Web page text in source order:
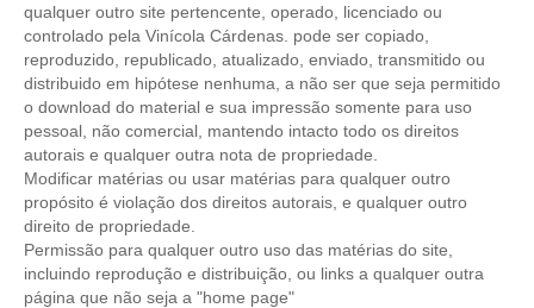
qualquer outro site pertencente, operado, licenciado ou
controlado pela Vinícola Cárdenas. pode ser copiado,
reproduzido, republicado, atualizado, enviado, transmitido ou
distribuido em hipótese nenhuma, a não ser que seja permitido
o download do material e sua impressão somente para uso
pessoal, não comercial, mantendo intacto todo os direitos
autorais e qualquer outra nota de propriedade.
Modificar matérias ou usar matérias para qualquer outro
propósito é violação dos direitos autorais, e qualquer outro
direito de propriedade.
Permissão para qualquer outro uso das matérias do site,
incluindo reprodução e distribuição, ou links a qualquer outra
página que não seja a "home page"